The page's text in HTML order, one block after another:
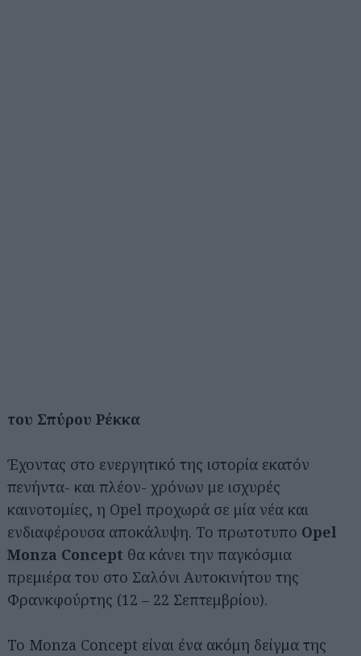
του Σπύρου Ρέκκα
Έχοντας στο ενεργητικό της ιστορία εκατόν
πενήντα- και πλέον- χρόνων με ισχυρές
καινοτομίες, η Opel προχωρά σε μία νέα και
ενδιαφέρουσα αποκάλυψη. Το πρωτοτυπο Opel
Monza Concept θα κάνει την παγκόσμια
πρεμιέρα του στο Σαλόνι Αυτοκινήτου της
Φρανκφούρτης (12 – 22 Σεπτεμβρίου).
Το Monza Concept είναι ένα ακόμη δείγμα της